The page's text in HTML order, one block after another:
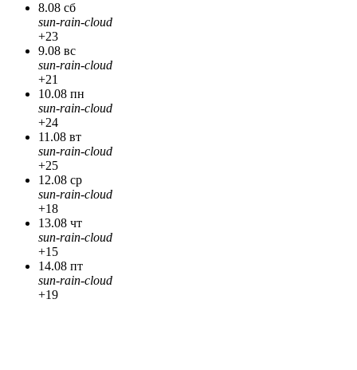
8.08 сб
sun-rain-cloud
+23
9.08 вс
sun-rain-cloud
+21
10.08 пн
sun-rain-cloud
+24
11.08 вт
sun-rain-cloud
+25
12.08 ср
sun-rain-cloud
+18
13.08 чт
sun-rain-cloud
+15
14.08 пт
sun-rain-cloud
+19